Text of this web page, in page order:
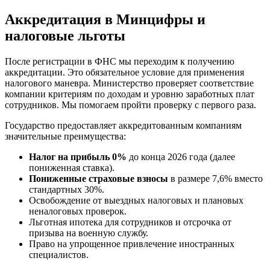
Аккредитация в Минцифры и
налоговые льготы
После регистрации в ФНС мы переходим к получению
аккредитации. Это обязательное условие для применения
налогового маневра. Министерство проверяет соответствие
компании критериям по доходам и уровню заработных плат
сотрудников. Мы помогаем пройти проверку с первого раза.
Государство предоставляет аккредитованным компаниям
значительные преимущества:
Налог на прибыль 0% до конца 2026 года (далее
пониженная ставка).
Пониженные страховые взносы в размере 7,6% вместо
стандартных 30%.
Освобождение от выездных налоговых и плановых
неналоговых проверок.
Льготная ипотека для сотрудников и отсрочка от
призыва на военную службу.
Право на упрощенное привлечение иностранных
специалистов.